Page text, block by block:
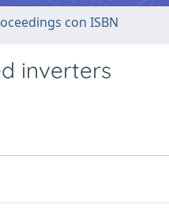
con ISBN
inverters